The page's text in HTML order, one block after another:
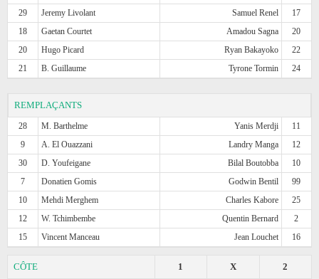
29
Jeremy Livolant Samuel Renel
17
18
Gaetan Courtet Amadou Sagna
20
20
Hugo Picard Ryan Bakayoko
22
21
B. Guillaume Tyrone Tormin 24
REMPLAÇANTS
28 M. Barthelme Yanis Merdji
11
9
A. El Ouazzani Landry Manga
12
30
D. Youfeigane Bilal Boutobba
10
7
Donatien Gomis Godwin Bentil
99
10
Mehdi Merghem Charles Kabore
25
12
W. Tchimbembe Quentin Bernard
2
15
Vincent Manceau Jean Louchet 16
CÔTE 2
X
1